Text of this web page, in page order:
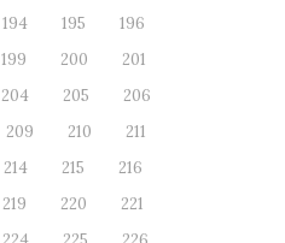
194 195
196
199 200
201
204 205
206
209 210
211
214 215
216
219 220
221